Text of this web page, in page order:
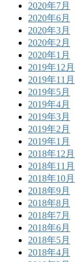
2020年7月
2020年6月
2020年3月
2020年2月
2020年1月
2019年12月
2019年11月
2019年5月
2019年4月
2019年3月
2019年2月
2019年1月
2018年12月
2018年11月
2018年10月
2018年9月
2018年8月
2018年7月
2018年6月
2018年5月
2018年4月